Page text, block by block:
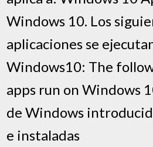
Windows 10. Los
aplicaciones se
Windows10: The
apps run on Windows
de Windows
e instaladas